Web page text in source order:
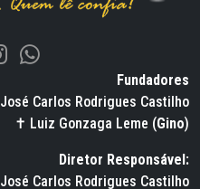
Fundadores
José Carlos Rodrigues Castilho
✝ Luiz Gonzaga Leme (Gino)
Diretor Responsável:
José Carlos Rodrigues Castilho